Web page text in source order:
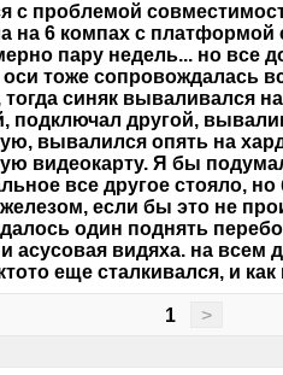
с проблемой
на 6 компах с
пару недель... но все
оси тоже сопровождалась
синяк вываливался
подключал другой,
вывалился опять на
видеокарту. Я бы
все другое стояло,
если бы это не
один поднять
асусовая видяха. на всем
еще сталкивался, и
1 >